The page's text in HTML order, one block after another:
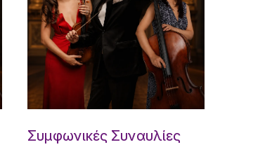
Συμφωνικές Συναυλίες